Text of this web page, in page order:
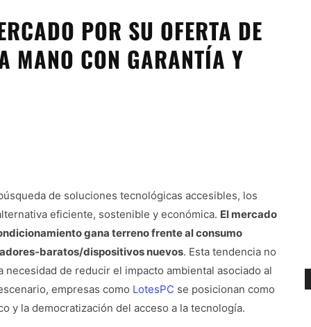
POR SU OFERTA DE
MANO CON GARANTÍA Y
de soluciones tecnológicas accesibles, los
eficiente, sostenible y económica. El mercado
gana terreno frente al consumo
baratos/dispositivos nuevos. Esta tendencia no
de reducir el impacto ambiental asociado al
empresas como LotesPC se posicionan como
y la democratización del acceso a la tecnología.